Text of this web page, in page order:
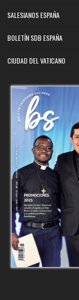
SALESIANOS ESPAÑA
BOLETÍN SDB ESPAÑA
CIUDAD DEL VATICANO